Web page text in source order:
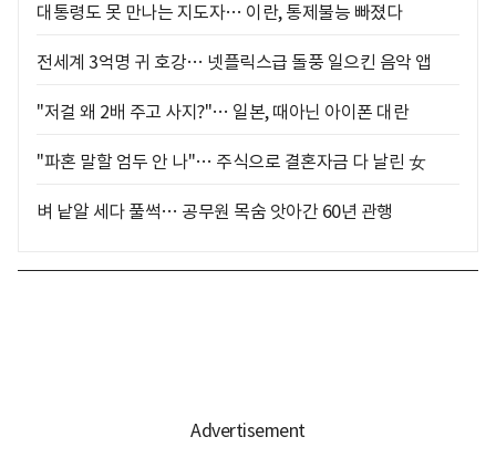
대통령도 못 만나는 지도자… 이란, 통제불능 빠졌다
전세계 3억명 귀 호강… 넷플릭스급 돌풍 일으킨 음악 앱
"저걸 왜 2배 주고 사지?"… 일본, 때아닌 아이폰 대란
"파혼 말할 엄두 안 나"… 주식으로 결혼자금 다 날린 女
벼 낱알 세다 풀썩… 공무원 목숨 앗아간 60년 관행